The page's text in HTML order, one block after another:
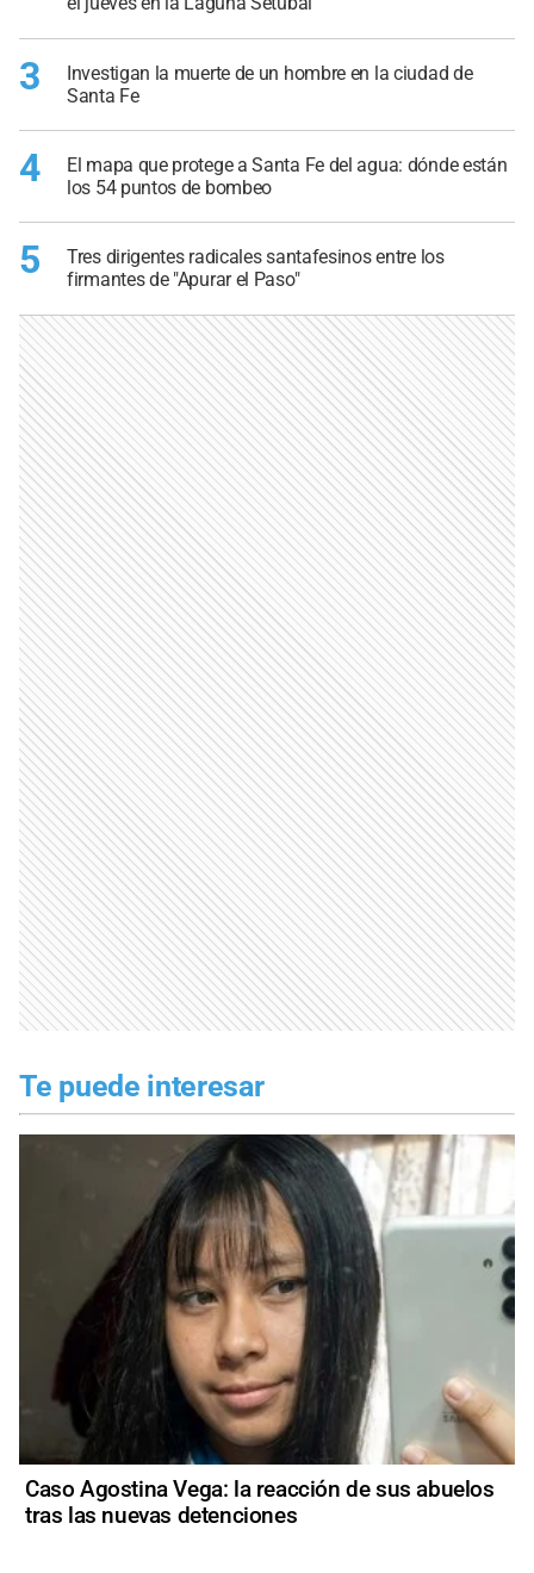
3
Investigan la muerte de un hombre en la ciudad de
Santa Fe
4
El mapa que protege a Santa Fe del agua: dónde están
los 54 puntos de bombeo
5
Tres dirigentes radicales santafesinos entre los
firmantes de "Apurar el Paso"
Te puede interesar
Caso Agostina Vega: la reacción de sus abuelos
tras las nuevas detenciones